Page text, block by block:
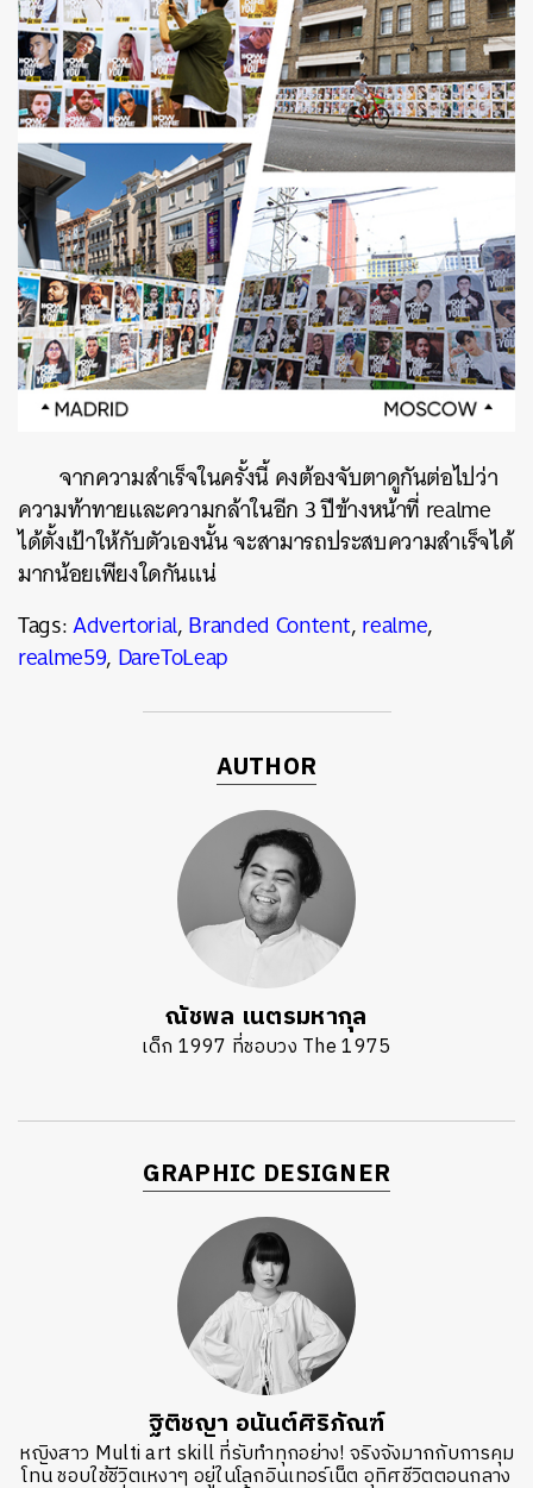
จากความสำเร็จในครั้งนี้ คงต้องจับตาดูกันต่อไปว่า
ความท้าทายและความกล้าในอีก 3ปีข้างหน้าที่ realme
ได้ตั้งเป้าให้กับตัวเองนั้น จะสามารถประสบความสำเร็จได้
มากน้อยเพียงใดกันแน่
Tags:Advertorial,Branded Content,realme,
realme59, DareToLeap
AUTHOR
ณัชพล เนตรมหากุล
เด็ก 1997 ที่ชอบวง The 1975
GRAPHIC DESIGNER
ฐิติชญา อนันต์ศิริภัณฑ์
หญิงสาว Multi art skill ที่รับทำทุกอย่าง! จริงจังมากกับการคุม
โทน ชอบใช้ชีวิตเหงาๆ อยู่ในโลกอินเทอร์เน็ต อุทิศชีวิตตอนกลาง